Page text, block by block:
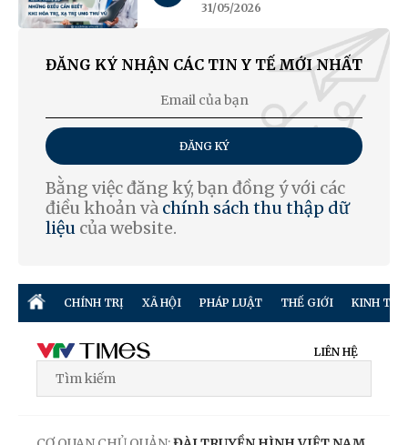
31/05/2026
ĐĂNG KÝ NHẬN CÁC TIN Y TẾ MỚI NHẤT
ĐĂNG KÝ
Bằng việc đăng ký, bạn đồng ý với các
điều khoản và chính sách thu thập dữ
liệu của website.
CHÍNH TRỊ XÃ HỘI PHÁP LUẬT THẾ GIỚI KINH TẾ
LIÊN HỆ